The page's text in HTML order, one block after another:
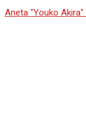
Aneta "Youko